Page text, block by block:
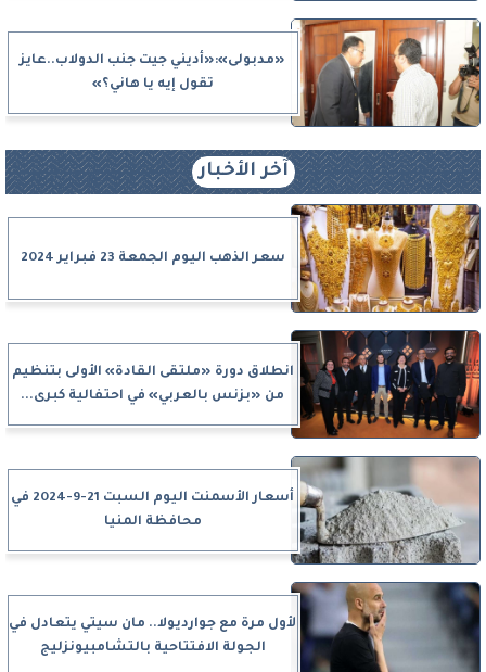
«مدبولى»:«أديني جيت جنب الدولاب..عايز
تقول إيه يا هاني؟»
آخر الأخبار
سعر الذهب اليوم الجمعة 23 فبراير 2024
انطلاق دورة «ملتقى القادة» الأولى بتنظيم
من «بزنس بالعربي» في احتفالية كبرى...
أسعار الأسمنت اليوم السبت 21-9-2024 في
محافظة المنيا
لأول مرة مع جوارديولا.. مان سيتي يتعادل في
الجولة الافتتاحية بالتشامبيونزليج